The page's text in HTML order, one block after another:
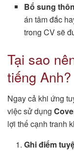
Bổ sung
án tâm đắc
trong CV sẽ
Tại sao
tiếng Anh?
Ngay cả khi ứng
việc sử dụng
lợi thế cạnh tranh
Ghi điểm